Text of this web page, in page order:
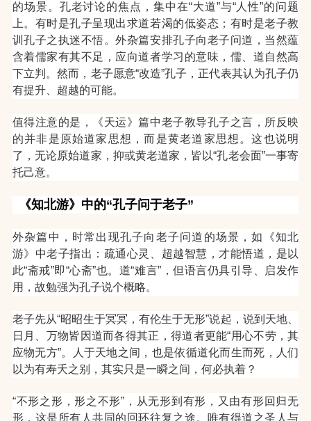
的场景。孔老讨论的焦点，集中在“大道”与“人性”的问题
上。有时是孔子呈现出求道若渴的低姿态；有时是老子教
训孔子之执迷不悟。外杂篇安排孔子向老子问道，当然蕴
含着儒家有其不足，应向道者学习的意味，儒、道自然高
下立判。然而，老子愿意“改造”孔子，正代表其认为孔子仍
有提升、超越的可能。
值得注意的是，《天运》篇中老子教导孔子之言，所反映
的并非是原始道家思想，而是黄老道家思想。这也说明
了，无论原始道家，抑或黄老道家，皆以“孔老会面”一事寄
托己意。
《知北游》中的“孔子问于老子”
外杂篇中，时常出现孔子向老子问道的场景，如《知北
游》中老子指出：疏通心灵、超越智慧，才能悟道，是以
此“斋戒”即“心斋”也。道“难言”，但语言仍具引导、启发作
用，故勉强为孔子说个概略。
老子先从“昭昭生于冥冥，有伦生于无形”说起，说到天地、
日月、万物皆因道而各得其正，得道者更能“用心不劳，其
应物无方”。人于天地之间，也是依循道化而生而死，人们
以为有寿夭之别，其实只是一瞬之间，何必执着？
“不形之形，形之不形”，从无形到有形，又由有形回归无
形，这是所有人共同的回环往复之途。唯有得道之圣人与